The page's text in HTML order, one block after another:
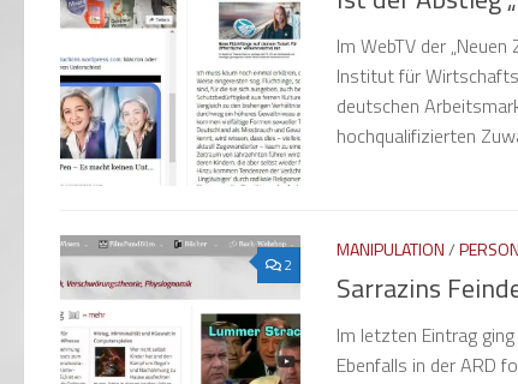
Im WebTV der
Institut für
deutschen
hochqualifizierten
2
MANIPULATION/
Sarrazins
Im letzten Eintrag
Ebenfalls in der ARD